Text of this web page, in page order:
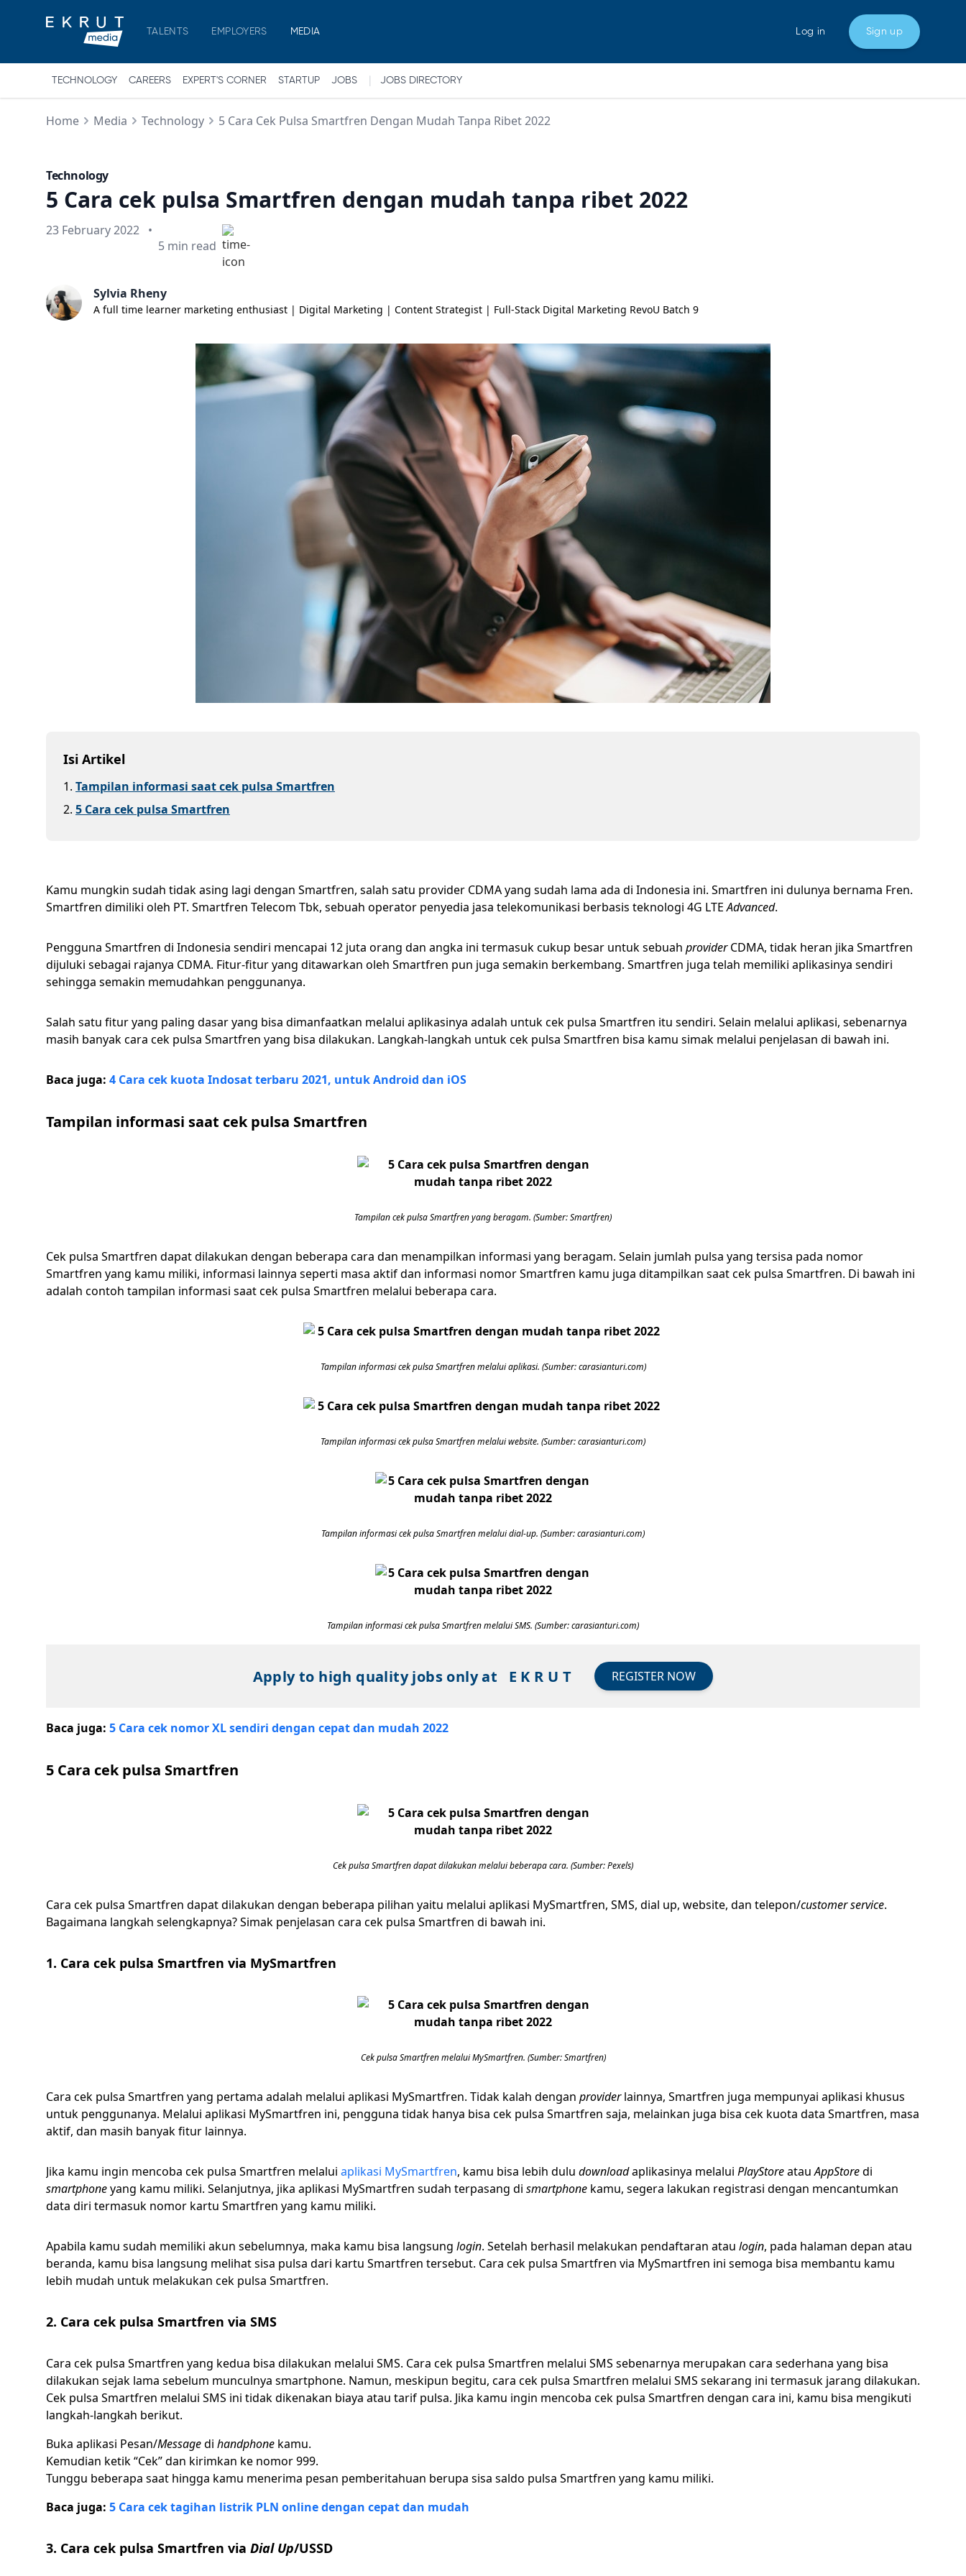
TALENTS EMPLOYERS MEDIA Log in Sign up
TECHNOLOGY CAREERS EXPERT'S CORNER STARTUP JOBS JOBS DIRECTORY
Home Media Technology 5 Cara Cek Pulsa Smartfren Dengan Mudah Tanpa Ribet 2022
Technology
5 Cara cek pulsa Smartfren dengan mudah tanpa ribet 2022
Published on
23 February 2022 •
Min read
5 min read
Sylvia Rheny
A full time learner marketing enthusiast | Digital Marketing | Content Strategist | Full-Stack Digital Marketing RevoU Batch 9
Isi Artikel
1. Tampilan informasi saat cek pulsa Smartfren
2. 5 Cara cek pulsa Smartfren
Kamu mungkin sudah tidak asing lagi dengan Smartfren, salah satu provider CDMA yang sudah lama ada di Indonesia ini. Smartfren ini dulunya bernama Fren.
Smartfren dimiliki oleh PT. Smartfren Telecom Tbk, sebuah operator penyedia jasa telekomunikasi berbasis teknologi 4G LTEAdvanced.
Pengguna Smartfren di Indonesia sendiri mencapai 12 juta orang dan angka ini termasuk cukup besar untuk sebuah providerCDMA, tidak heran jika Smartfren
dijuluki sebagai rajanya CDMA. Fitur-fitur yang ditawarkan oleh Smartfren pun juga semakin berkembang. Smartfren juga telah memiliki aplikasinya sendiri
sehingga semakin memudahkan penggunanya.
Salah satu fitur yang paling dasar yang bisa dimanfaatkan melalui aplikasinya adalah untuk cek pulsa Smartfren itu sendiri. Selain melalui aplikasi, sebenarnya
masih banyak cara cek pulsa Smartfren yang bisa dilakukan. Langkah-langkah untuk cek pulsa Smartfren bisa kamu simak melalui penjelasan di bawah ini.
Baca juga: 4 Cara cek kuota Indosat terbaru 2021, untuk Android dan iOS
Tampilan informasi saat cek pulsa Smartfren
Tampilan cek pulsa Smartfren yang beragam. (Sumber: Smartfren)
Cek pulsa Smartfren dapat dilakukan dengan beberapa cara dan menampilkan informasi yang beragam. Selain jumlah pulsa yang tersisa pada nomor
Smartfren yang kamu miliki, informasi lainnya seperti masa aktif dan informasi nomor Smartfren kamu juga ditampilkan saat cek pulsa Smartfren. Di bawah ini
adalah contoh tampilan informasi saat cek pulsa Smartfren melalui beberapa cara.
Tampilan informasi cek pulsa Smartfren melalui aplikasi. (Sumber: carasianturi.com)
Tampilan informasi cek pulsa Smartfren melalui website. (Sumber: carasianturi.com)
Tampilan informasi cek pulsa Smartfren melalui dial-up. (Sumber: carasianturi.com)
Tampilan informasi cek pulsa Smartfren melalui SMS. (Sumber: carasianturi.com)
Apply to high quality jobs only at E K R U T REGISTER NOW
Baca juga: 5 Cara cek nomor XL sendiri dengan cepat dan mudah 2022
5 Cara cek pulsa Smartfren
Cek pulsa Smartfren dapat dilakukan melalui beberapa cara. (Sumber: Pexels)
Cara cek pulsa Smartfren dapat dilakukan dengan beberapa pilihan yaitu melalui aplikasi MySmartfren, SMS, dial up, website, dan telepon/customer service.
Bagaimana langkah selengkapnya? Simak penjelasan cara cek pulsa Smartfren di bawah ini.
1. Cara cek pulsa Smartfren via MySmartfren
Cek pulsa Smartfren melalui MySmartfren. (Sumber: Smartfren)
Cara cek pulsa Smartfren yang pertama adalah melalui aplikasi MySmartfren. Tidak kalah dengan providerlainnya, Smartfren juga mempunyai aplikasi khusus
untuk penggunanya. Melalui aplikasi MySmartfren ini, pengguna tidak hanya bisa cek pulsa Smartfren saja, melainkan juga bisa cek kuota data Smartfren, masa
aktif, dan masih banyak fitur lainnya.
Jika kamu ingin mencoba cek pulsa Smartfren melalui aplikasi MySmartfren, kamu bisa lebih dulu downloadaplikasinya melalui PlayStoreatauAppStoredi
smartphoneyang kamu miliki. Selanjutnya, jika aplikasi MySmartfren sudah terpasang di smartphone kamu, segera lakukan registrasi dengan mencantumkan
data diri termasuk nomor kartu Smartfren yang kamu miliki.
Apabila kamu sudah memiliki akun sebelumnya, maka kamu bisa langsung login. Setelah berhasil melakukan pendaftaran atau login, pada halaman depan atau
beranda, kamu bisa langsung melihat sisa pulsa dari kartu Smartfren tersebut. Cara cek pulsa Smartfren via MySmartfren ini semoga bisa membantu kamu
lebih mudah untuk melakukan cek pulsa Smartfren.
2. Cara cek pulsa Smartfren via SMS
Cara cek pulsa Smartfren yang kedua bisa dilakukan melalui SMS. Cara cek pulsa Smartfren melalui SMS sebenarnya merupakan cara sederhana yang bisa
dilakukan sejak lama sebelum munculnya smartphone. Namun, meskipun begitu, cara cek pulsa Smartfren melalui SMS sekarang ini termasuk jarang dilakukan.
Cek pulsa Smartfren melalui SMS ini tidak dikenakan biaya atau tarif pulsa. Jika kamu ingin mencoba cek pulsa Smartfren dengan cara ini, kamu bisa mengikuti
langkah-langkah berikut.
Buka aplikasi Pesan/Messagedi handphone kamu.
Kemudian ketik “Cek” dan kirimkan ke nomor 999.
Tunggu beberapa saat hingga kamu menerima pesan pemberitahuan berupa sisa saldo pulsa Smartfren yang kamu miliki.
Baca juga: 5 Cara cek tagihan listrik PLN online dengan cepat dan mudah
3. Cara cek pulsa Smartfren via Dial Up/USSD